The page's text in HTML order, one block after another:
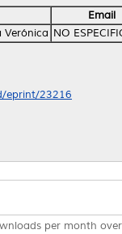
Email
Verónica NO
eprint/23216
per month